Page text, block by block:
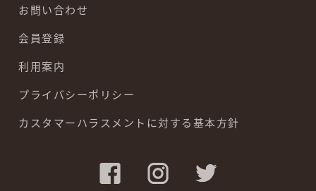
お問い合わせ
会員登録
利用案内
プライバシーポリシー
カスタマーハラスメントに対する基本方針